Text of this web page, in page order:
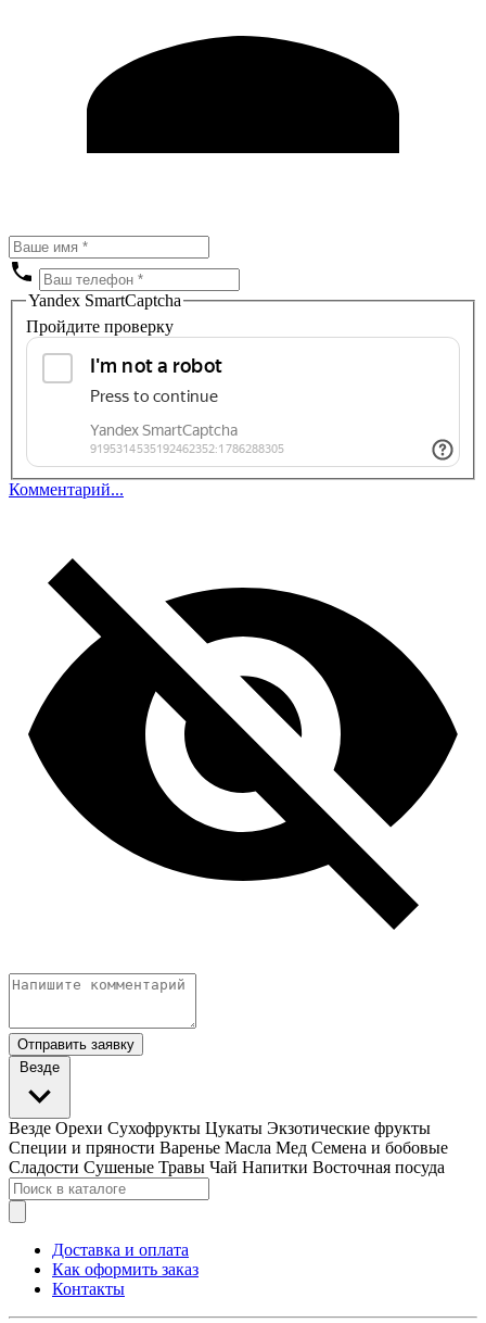
Yandex SmartCaptcha
Пройдите проверку
Комментарий...
Отправить заявку
Везде
Везде Орехи Сухофрукты Цукаты Экзотические фрукты
Специи и пряности Варенье Масла Мед Семена и бобовые
Сладости Сушеные Травы Чай Напитки Восточная посуда
Доставка и оплата
Как оформить заказ
Контакты